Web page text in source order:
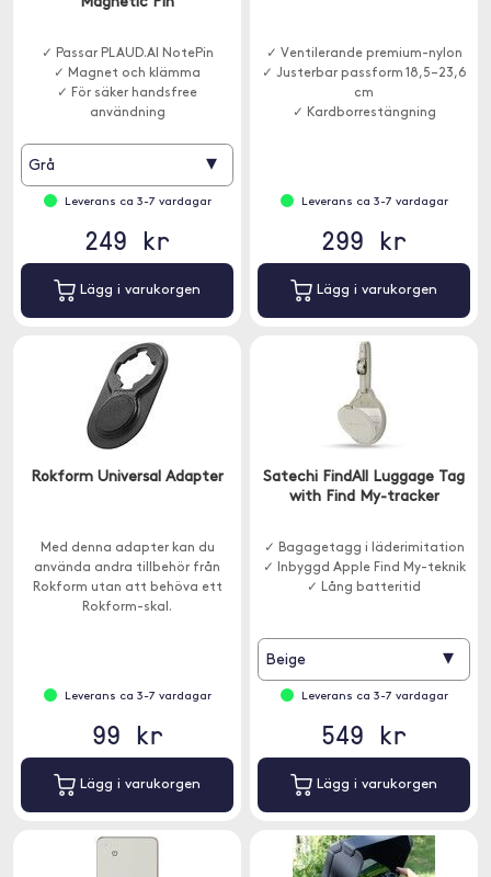
✓ Passar PLAUD.AI NotePin
✓ Magnet och klämma
✓ För säker handsfree
användning
Grå ▾
Leverans ca 3-7 vardagar
249 kr
Lägg i varukorgen
✓ Ventilerande premium-nylon
✓ Justerbar passform 18,5–23,6
cm
✓ Kardborrestängning
Leverans ca 3-7 vardagar
299 kr
Lägg i varukorgen
Rokform Universal Adapter
Med denna adapter kan du
använda andra tillbehör från
Rokform utan att behöva ett
Rokform-skal.
Leverans ca 3-7 vardagar
99 kr
Lägg i varukorgen
Satechi FindAll Luggage Tag
with Find My-tracker
✓ Bagagetagg i läderimitation
✓ Inbyggd Apple Find My-teknik
✓ Lång batteritid
Beige ▾
Leverans ca 3-7 vardagar
549 kr
Lägg i varukorgen